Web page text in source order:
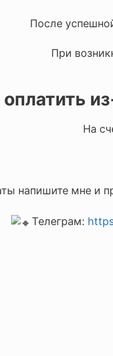
После
При
оплатить
На
напишите мне и
Телеграм: